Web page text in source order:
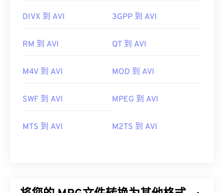
DIVX 到 AVI 3GPP 到 AVI
RM 到 AVI QT 到 AVI
M4V 到 AVI MOD 到 AVI
SWF 到 AVI MPEG 到 AVI
MTS 到 AVI M2TS 到 AVI